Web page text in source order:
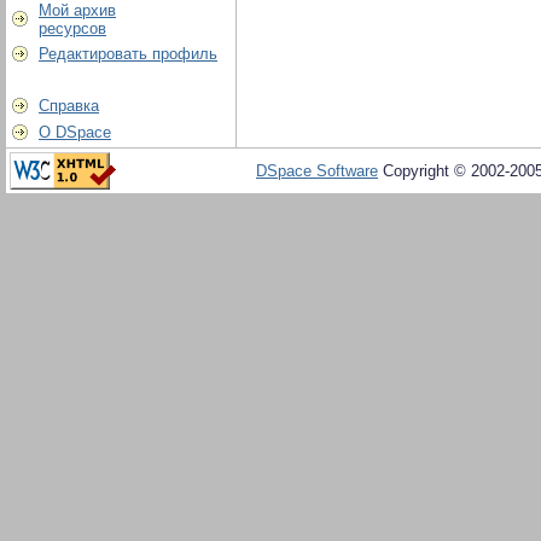
Мой архив
ресурсов
Редактировать профиль
Справка
О DSpace
DSpace Software Copyright © 2002-